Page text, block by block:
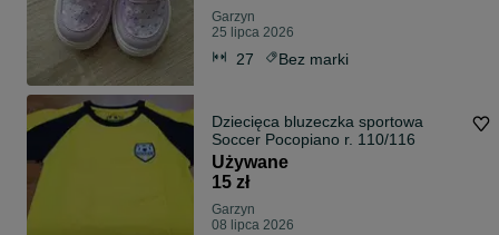
Garzyn
25 lipca 2026
27 Bez marki
Dziecięca bluzeczka sportowa
Soccer Pocopiano r. 110/116
Używane
15 zł
Garzyn
08 lipca 2026